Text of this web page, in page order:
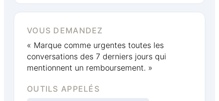
VOUS DEMANDEZ
« Marque comme urgentes toutes les
conversations des 7 derniers jours qui
mentionnent un remboursement. »
OUTILS APPELÉS